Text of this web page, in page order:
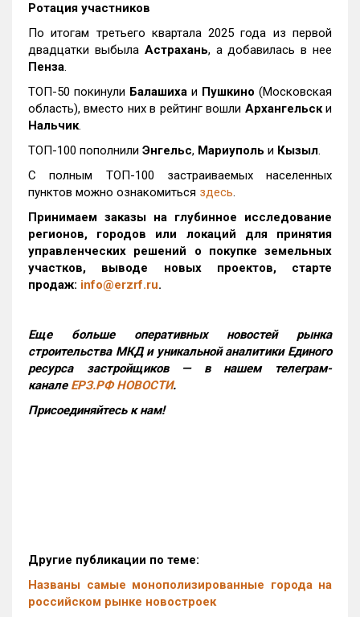
Ротация участников
По итогам третьего квартала 2025 года из первой
двадцатки выбыла Астрахань, а добавилась в нее
Пенза.
ТОП-50 покинули Балашиха и Пушкино (Московская
область), вместо них в рейтинг вошли Архангельски
Нальчик.
ТОП-100 пополнили Энгельс, Мариуполь и Кызыл.
С полным ТОП-100 застраиваемых населенных
пунктов можно ознакомиться здесь.
Принимаем заказы на глубинное исследование
регионов, городов или локаций для принятия
управленческих решений о покупке земельных
участков, выводе новых проектов, старте
продаж: info@erzrf.ru.
Еще больше оперативных новостей рынка
строительства МКД и уникальной аналитики Единого
ресурса застройщиков — в нашем телеграм-
канале ЕРЗ.РФ НОВОСТИ.
Присоединяйтесь к нам!
Другие публикации по теме:
Названы самые монополизированные города на
российском рынке новостроек